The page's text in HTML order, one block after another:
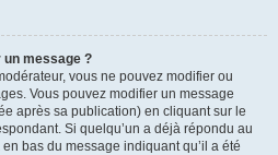
message ?
vous ne pouvez modifier ou
Vous pouvez modifier un message
après sa publication) en cliquant sur le
Si quelqu’un a déjà répondu au
bas du message indiquant qu’il a été